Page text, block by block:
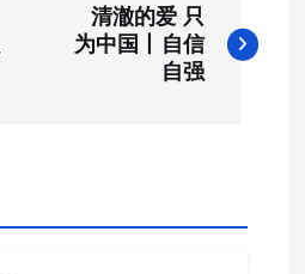
清澈的爱 只
为中国丨自信
自强